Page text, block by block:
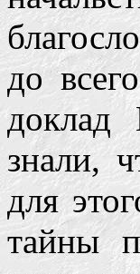
до
доклад
знали,
для
тайны